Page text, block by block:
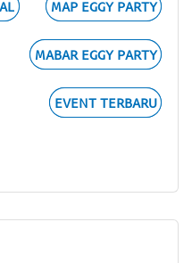
MAP EGGY PARTY
MABAR EGGY PARTY
EVENT TERBARU